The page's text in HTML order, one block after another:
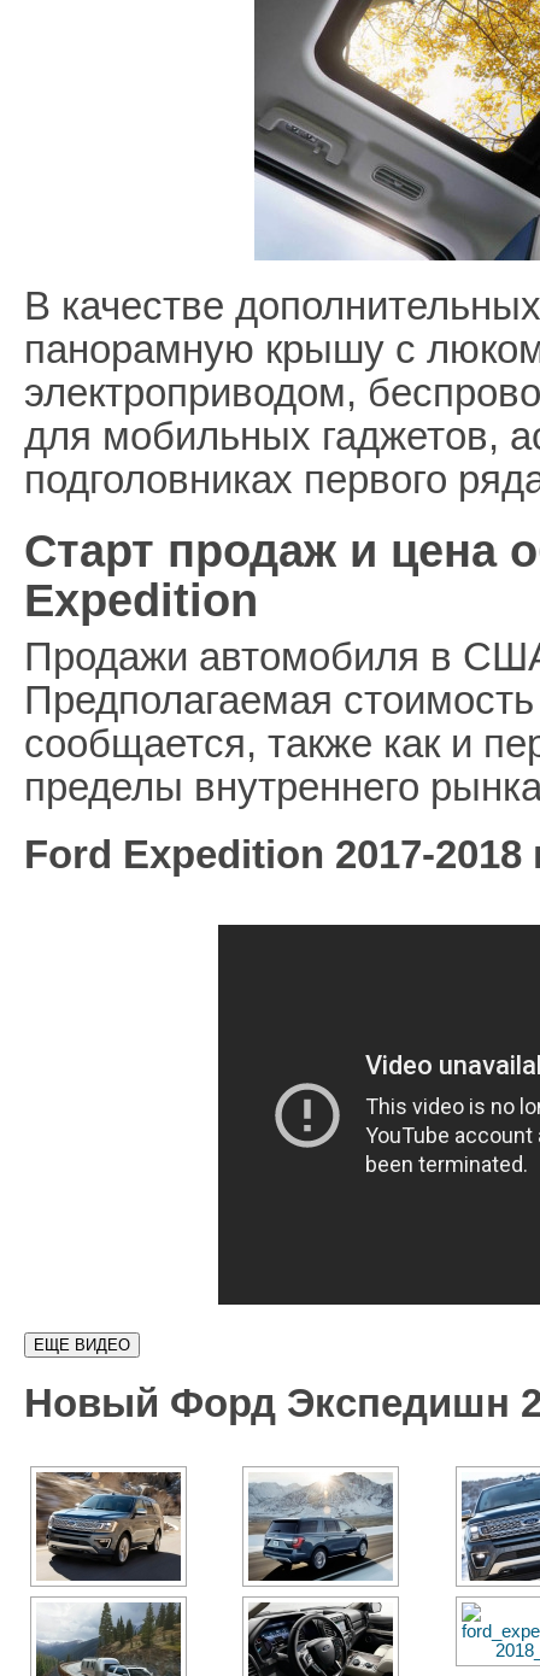
В качестве
панорамную крышу с
электроприводом,
для мобильных гаджетов,
подголовниках первого
Старт продаж и цена
Expedition
Продажи автомобиля в
Предполагаемая
сообщается, также как и
пределы внутреннего
Ford Expedition 2017-2018
Новый Форд Экспедишн